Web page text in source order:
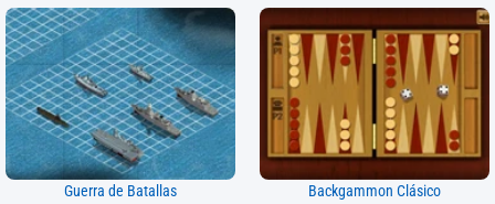
Guerra de Batallas Backgammon Clásico